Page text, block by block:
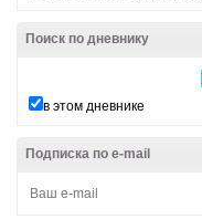
Поиск по дневнику
в этом дневнике
Подписка по e-mail